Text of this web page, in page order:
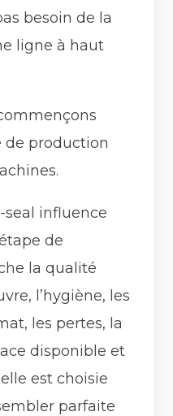
besoin de la
ligne à haut
de production
influence
de
la qualité
l’hygiène, les
les pertes, la
disponible et
est choisie
parfaite